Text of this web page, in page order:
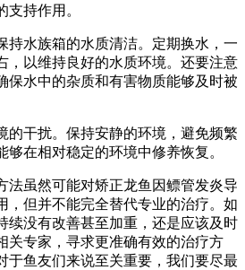
持作用。
持水族箱的水质清洁。定期换水，一
，以维持良好的水质环境。还要注意
保水中的杂质和有害物质能够及时被
的干扰。保持安静的环境，避免频繁
够在相对稳定的环境中修养恢复。
法虽然可能对矫正龙鱼因鳔管发炎导
，但并不能完全替代专业的治疗。如
续没有改善甚至加重，还是应该及时
关专家，寻求更准确有效的治疗方
于鱼友们来说至关重要，我们要尽最